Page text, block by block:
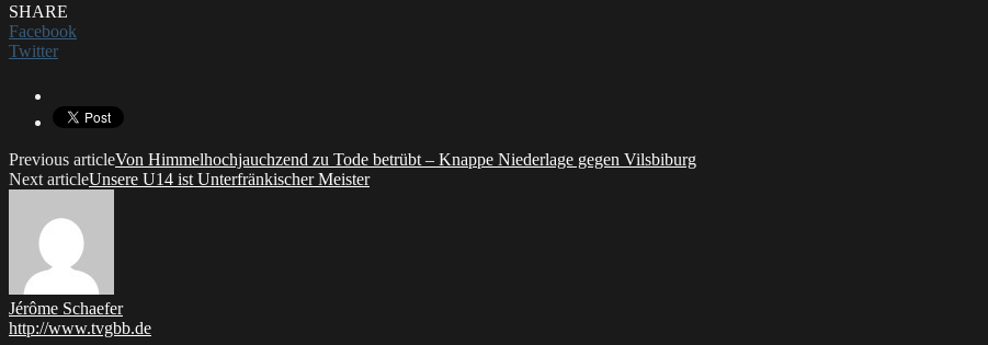
SHARE
Facebook
Twitter
Previous articleVon Himmelhochjauchzend zu Tode betrübt – Knappe Niederlage gegen Vilsbiburg
Next articleUnsere U14 ist Unterfränkischer Meister
Jérôme Schaefer
http://www.tvgbb.de